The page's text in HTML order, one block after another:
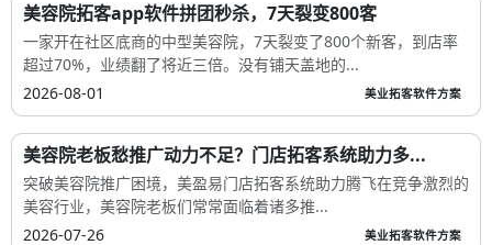
美容院拓客app软件拼团秒杀，7天裂变800客
一家开在社区底商的中型美容院，7天裂变了800个新客，到店率
超过70%，业绩翻了将近三倍。没有铺天盖地的...
2026-08-01
美业拓客软件方案
美容院老板愁推广动力不足？门店拓客系统助力多...
突破美容院推广困境，美盈易门店拓客系统助力腾飞在竞争激烈的
美容行业，美容院老板们常常面临着诸多推...
2026-07-26
美业拓客软件方案